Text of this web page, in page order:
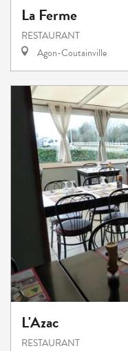
La Ferme
RESTAURANT
Agon-Coutainville
L'Azac
RESTAURANT